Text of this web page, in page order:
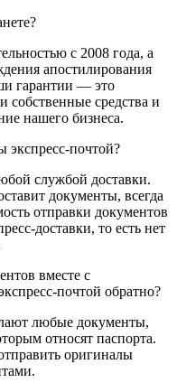
с 2008 года, а
апостилирования
гарантии — это
собственные средства и
нашего бизнеса.
почтой?
службой доставки.
документы, всегда
отправки документов
доставки, то есть нет
вместе с
почтой обратно?
любые документы,
относят паспорта.
оригиналы